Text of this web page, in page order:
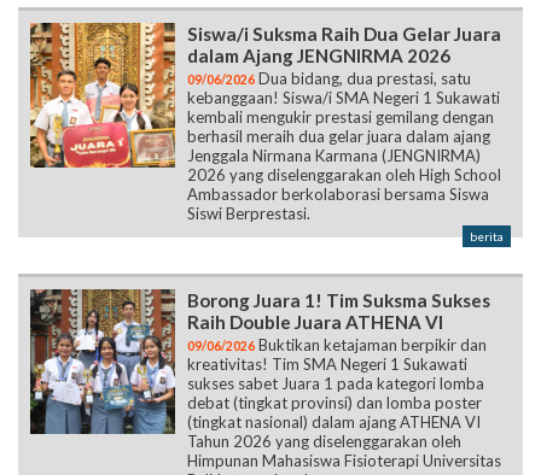
Siswa/i Suksma Raih Dua Gelar Juara
dalam Ajang JENGNIRMA 2026
09/06/2026 Dua bidang, dua prestasi, satu
kebanggaan! Siswa/i SMA Negeri 1 Sukawati
kembali mengukir prestasi gemilang dengan
berhasil meraih dua gelar juara dalam ajang
Jenggala Nirmana Karmana (JENGNIRMA)
2026 yang diselenggarakan oleh High School
Ambassador berkolaborasi bersama Siswa
Siswi Berprestasi.
berita
Borong Juara 1! Tim Suksma Sukses
Raih Double Juara ATHENA VI
09/06/2026 Buktikan ketajaman berpikir dan
kreativitas! Tim SMA Negeri 1 Sukawati
sukses sabet Juara 1 pada kategori lomba
debat (tingkat provinsi) dan lomba poster
(tingkat nasional) dalam ajang ATHENA VI
Tahun 2026 yang diselenggarakan oleh
Himpunan Mahasiswa Fisioterapi Universitas